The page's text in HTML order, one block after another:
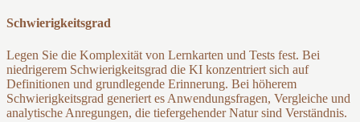
Schwierigkeitsgrad
Legen Sie die Komplexität von Lernkarten und Tests fest. Bei
niedrigerem Schwierigkeitsgrad die KI konzentriert sich auf
Definitionen und grundlegende Erinnerung. Bei höherem
Schwierigkeitsgrad generiert es Anwendungsfragen, Vergleiche und
analytische Anregungen, die tiefergehender Natur sind Verständnis.